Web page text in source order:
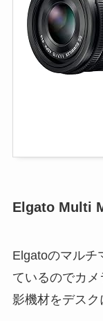
Elgato Multi
Elgatoのマルチ
ているのでカ
影機材をデスク